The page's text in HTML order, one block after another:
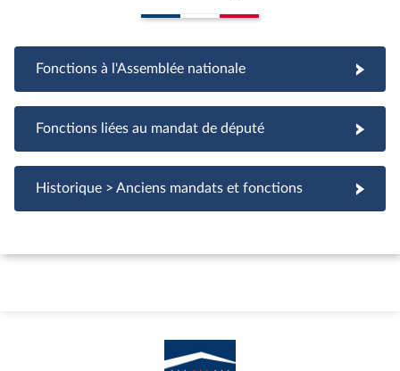
Fonctions à l'Assemblée nationale
Fonctions à l'Assemblée nationale
Fonctions liées au mandat de député
Fonctions liées au mandat de député
Historique > Anciens mandats et fonctions